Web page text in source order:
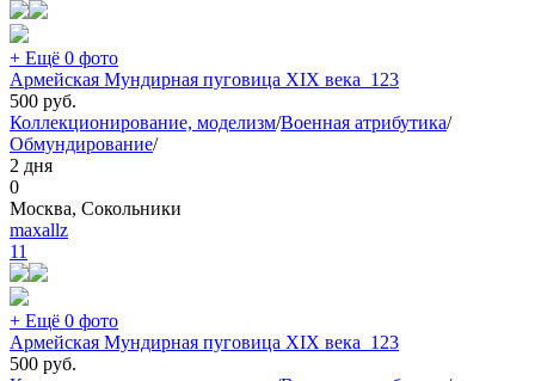
+ Ещё 0 фото
Армейская Мундирная пуговица XIX века_123
500 руб.
Коллекционирование, моделизм/Военная атрибутика/
Обмундирование/
2 дня
0
Москва, Сокольники
maxallz
11
+ Ещё 0 фото
Армейская Мундирная пуговица XIX века_123
500 руб.